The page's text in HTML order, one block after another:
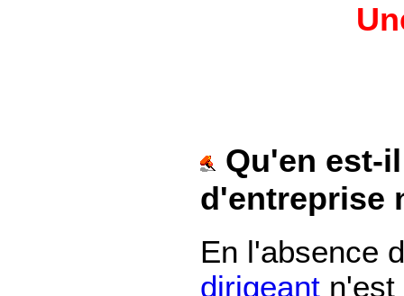
Qu'en est-
d'entreprise
En l'absence
dirigeant n'est